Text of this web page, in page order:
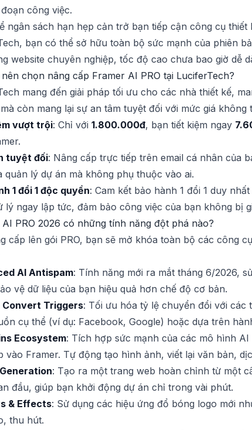
công việc.
ngân sách hạn hẹp cản trở bạn tiếp cận công cụ
bạn có thể sở hữu toàn bộ sức mạnh của phiên
website chuyên nghiệp, tốc độ cao chưa bao giờ dễ
nên chọn nâng cấp Framer AI PRO tại LuciferTech?
mang đến giải pháp tối ưu cho các nhà thiết kế,
còn mang lại sự an tâm tuyệt đối với mức giá không
vượt trội: Chỉ với 1.800.000đ, bạn tiết kiệm ngay
tuyệt đối: Nâng cấp trực tiếp trên email cá nhân của
quản lý dự án mà không phụ thuộc vào ai.
1 đổi 1 độc quyền: Cam kết bảo hành 1 đổi 1 duy
lý ngay lập tức, đảm bảo công việc của bạn không bị
AI PRO 2026 có những tính năng đột phá nào?
cấp lên gói PRO, bạn sẽ mở khóa toàn bộ các công
AI Antispam: Tính năng mới ra mắt tháng 6/2026,
vệ dữ liệu của bạn hiệu quả hơn chế độ cơ bản.
Convert Triggers: Tối ưu hóa tỷ lệ chuyển đổi với
cụ thể (ví dụ: Facebook, Google) hoặc dựa trên
Ecosystem: Tích hợp sức mạnh của các mô hình
vào Framer. Tự động tạo hình ảnh, viết lại văn bản,
: Tạo ra một trang web hoàn chỉnh từ một
đầu, giúp bạn khởi động dự án chỉ trong vài phút.
& Effects: Sử dụng các hiệu ứng đổ bóng logo mới
thu hút.